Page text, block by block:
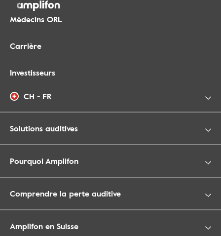
Médecins ORL
Carrière
Investisseurs
CH - FR
Solutions auditives
Pourquoi Amplifon
Comprendre la perte auditive
Amplifon en Suisse